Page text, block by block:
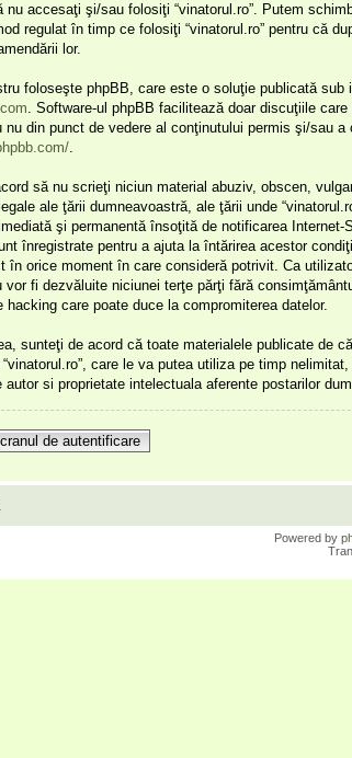
nu accesaţi şi/sau folosiţi “vinatorul.ro”. Putem
regulat în timp ce folosiţi “vinatorul.ro” pentru că
lor.
foloseşte phpBB, care este o soluţie publicată sub
. Software-ul phpBB facilitează doar discuţiile
nu din punct de vedere al conţinutului permis şi/sau
.
să nu scrieţi niciun material abuziv, obscen,
ale ţării dumneavoastră, ale ţării unde
şi permanentă însoţită de notificarea
înregistrate pentru a ajuta la întărirea acestor
în orice moment în care consideră potrivit. Ca
vor fi dezvăluite niciunei terţe părţi fără
hacking care poate duce la compromiterea datelor.
sunteţi de acord că toate materialele publicate de
“vinatorul.ro”, care le va putea utiliza pe timp
autor si proprietate intelectuala aferente postarilor
de autentificare
Powered by